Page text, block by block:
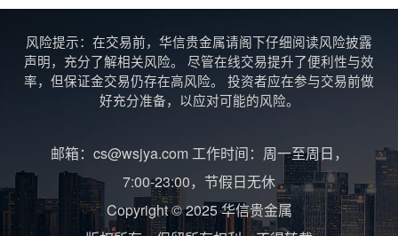
风险提示：在交易前，华信贵金属请阁下仔细阅读风险披露
声明，充分了解相关风险。 尽管在线交易提升了便利性与效
率，但保证金交易仍存在高风险。 投资者应在参与交易前做
好充分准备，以应对可能的风险。
邮箱：cs@wsjya.com 工作时间：周一至周日，
7:00-23:00，节假日无休
Copyright © 2025 华信贵金属